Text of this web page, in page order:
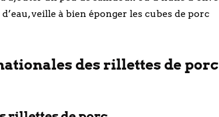
veille à bien éponger les cubes de porc
des rillettes de porc